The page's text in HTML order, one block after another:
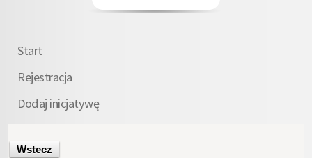
Start
Rejestracja
Dodaj inicjatywę
Wstecz